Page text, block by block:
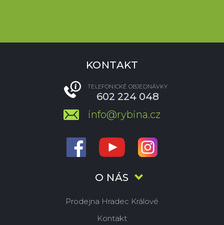
O NÁS
Prodejna Hradec Králové
Kontakt
KONTAKT
TELEFONICKÉ OBJEDNÁVKY
602 224 048
info@rybina.cz